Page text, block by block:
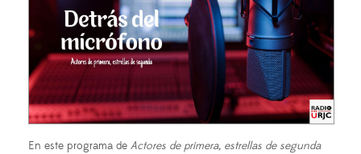
En este programa de Actores de primera, estrellas de segunda